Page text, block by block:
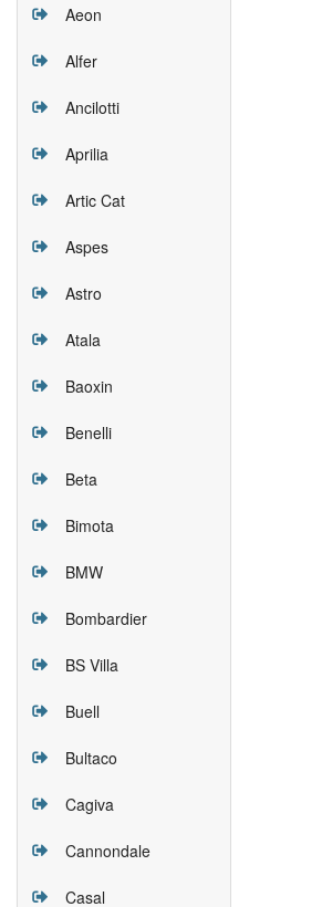
Aeon
Alfer
Ancilotti
Aprilia
Artic Cat
Aspes
Astro
Atala
Baoxin
Benelli
Beta
Bimota
BMW
Bombardier
BS Villa
Buell
Bultaco
Cagiva
Cannondale
Casal